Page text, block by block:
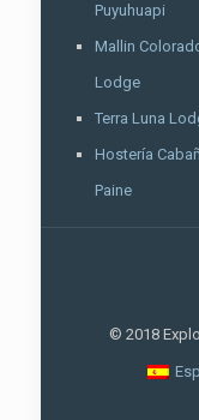
Puyuhuapi
Mallin
Lodge
Terra Luna
Hostería
Paine
© 2018